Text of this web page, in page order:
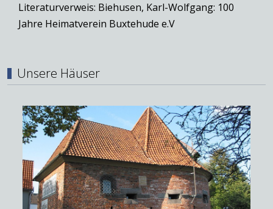
Literaturverweis: Biehusen, Karl-Wolfgang: 100
Jahre Heimatverein Buxtehude e.V
Unsere Häuser